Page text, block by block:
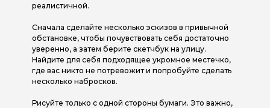
реалистичной.
Сначала сделайте несколько эскизов в привычной
обстановке, чтобы почувствовать себя достаточно
уверенно, а затем берите скетчбук на улицу.
Найдите для себя подходящее укромное местечко,
где вас никто не потревожит и попробуйте сделать
несколько набросков.
Рисуйте только с одной стороны бумаги. Это важно,